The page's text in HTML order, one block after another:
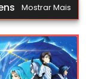
Mostrar Mais